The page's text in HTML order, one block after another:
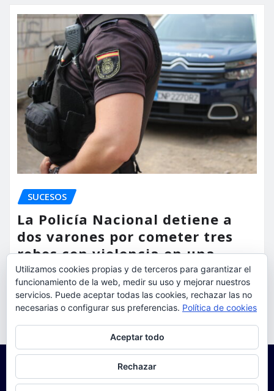
SUCESOS
La Policía Nacional detiene a
dos varones por cometer tres
robos con violencia en una
misma mañana
torrent al dia Ago 7, 2026
Utilizamos cookies propias y de terceros para garantizar el
funcionamiento de la web, medir su uso y mejorar nuestros
servicios. Puede aceptar todas las cookies, rechazar las no
necesarias o configurar sus preferencias. Política de cookies
Aceptar todo
Rechazar
Para obtener más información, incluido cómo gestionar las cookies,